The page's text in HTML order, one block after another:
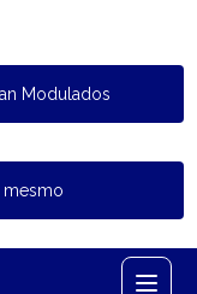
Modulados
mesmo